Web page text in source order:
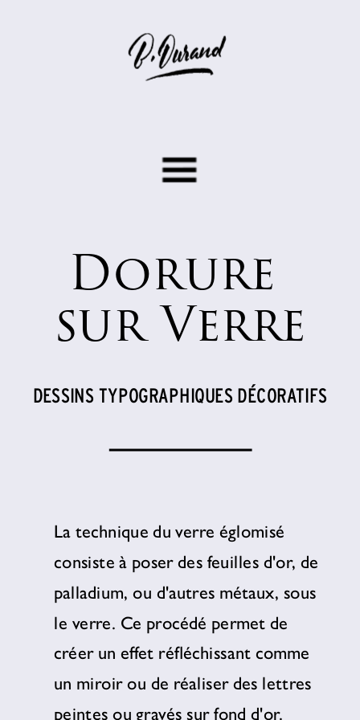
Dorure
sur Verre
DESSINS TYPOGRAPHIQUES DÉCORATIFS
La technique du verre églomisé
consiste à poser des feuilles d'or, de
palladium, ou d'autres métaux, sous
le verre. Ce procédé permet de
créer un effet réfléchissant comme
un miroir ou de réaliser des lettres
peintes ou gravés sur fond d'or.